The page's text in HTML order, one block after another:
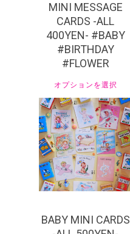
MINI MESSAGE
CARDS -ALL
400YEN- #BABY
#BIRTHDAY
#FLOWER
オプションを選択
¥550
BABY MINI CARDS